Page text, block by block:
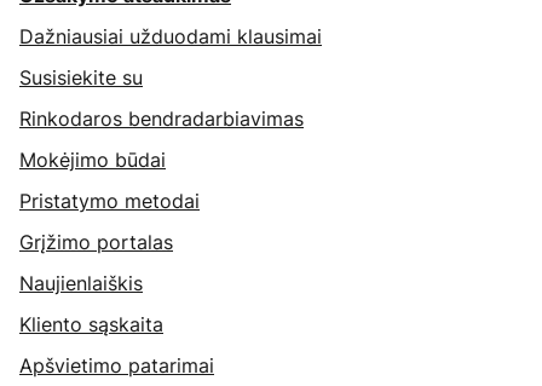
Dažniausiai užduodami klausimai
Susisiekite su
Rinkodaros bendradarbiavimas
Mokėjimo būdai
Pristatymo metodai
Grįžimo portalas
Naujienlaiškis
Kliento sąskaita
Apšvietimo patarimai